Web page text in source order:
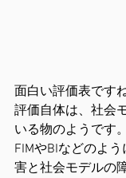
面白い評価表ですね
評価自体は、社会
いる物のようです。
FIMやBIなどのよ
害と社会モデルの